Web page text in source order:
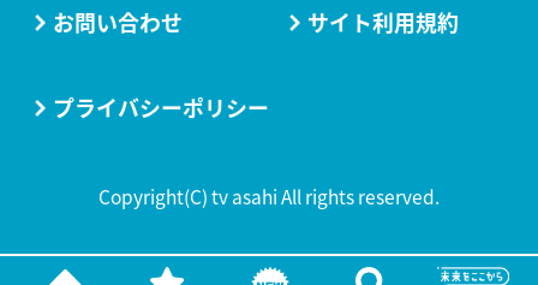
お問い合わせ サイト利用規約
プライバシーポリシー
Copyright(C) tv asahi All rights reserved.